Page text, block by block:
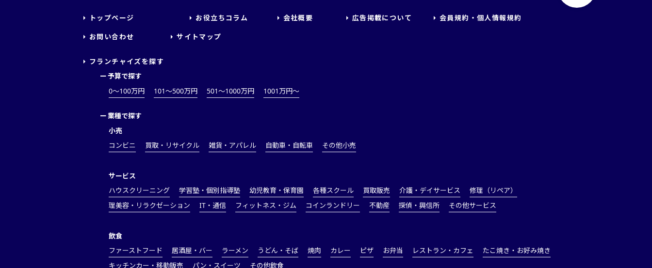
トップページ お役立ちコラム 会社概要 広告掲載について 会員規約・個人情報規約
お問い合わせ サイトマップ
フランチャイズを探す
ー予算で探す
0～100万円
101～500万円 501～1000万円 1001万円〜
ー業種で探す
小売
コンビニ
買取・リサイクル 雑貨・アパレル 自動車・自転車 その他小売
サービス
ハウスクリーニング
学習塾・個別指導塾 幼児教育・保育園 各種スクール 買取販売 介護・デイサービス
修理（リペア）
理美容・リラクゼーション
IT・通信 フィットネス・ジム コインランドリー 不動産 探偵・興信所 その他サービス
飲食
ファーストフード
居酒屋・バー ラーメン うどん・そば 焼肉 カレー ピザ お弁当 レストラン・カフェ
たこ焼き・お好み焼き
キッチンカー・移動販売
パン・スイーツ その他飲食